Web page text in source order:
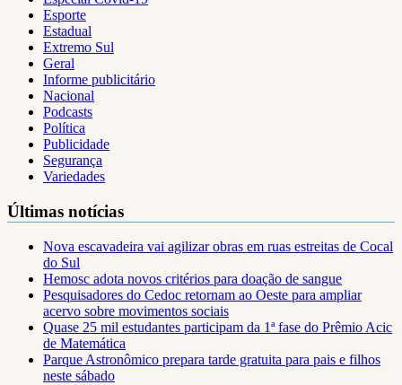
Esporte
Estadual
Extremo Sul
Geral
Informe publicitário
Nacional
Podcasts
Política
Publicidade
Segurança
Variedades
Últimas notícias
Nova escavadeira vai agilizar obras em ruas estreitas de Cocal
do Sul
Hemosc adota novos critérios para doação de sangue
Pesquisadores do Cedoc retornam ao Oeste para ampliar
acervo sobre movimentos sociais
Quase 25 mil estudantes participam da 1ª fase do Prêmio Acic
de Matemática
Parque Astronômico prepara tarde gratuita para pais e filhos
neste sábado